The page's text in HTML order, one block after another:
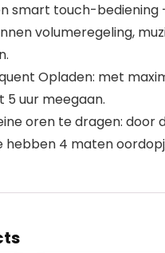
smart touch-
volumeregeling,
Opladen: met
5 uur meegaan.
oren te dragen: door
hebben 4 maten